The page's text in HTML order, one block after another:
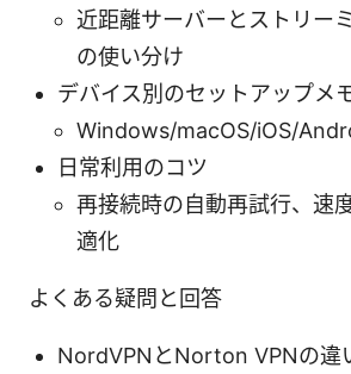
近距離サーバーとストリー
の使い分け
デバイス別のセットアップメ
Windows/macOS/iOS/
日常利用のコツ
再接続時の自動再試行、速
適化
よくある疑問と回答
NordVPNとNorton VPNの違